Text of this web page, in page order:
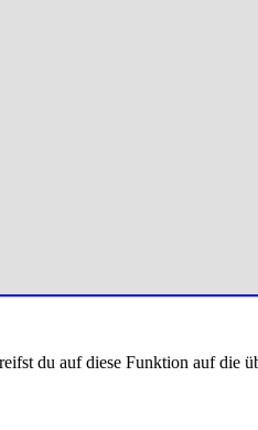
du auf diese Funktion auf die